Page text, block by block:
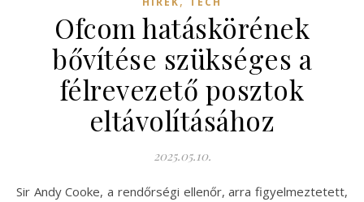
Ofcom hatáskörének
bővítése szükséges a
félrevezető posztok
eltávolításához
2025.05.10.
Sir Andy Cooke, a rendőrségi ellenőr, arra figyelmeztetett,